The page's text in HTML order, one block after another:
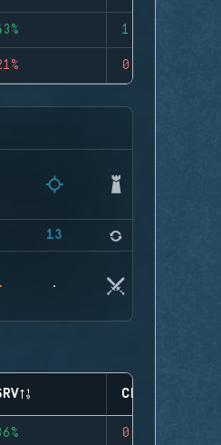
1
0
13
CLUTCHES
0